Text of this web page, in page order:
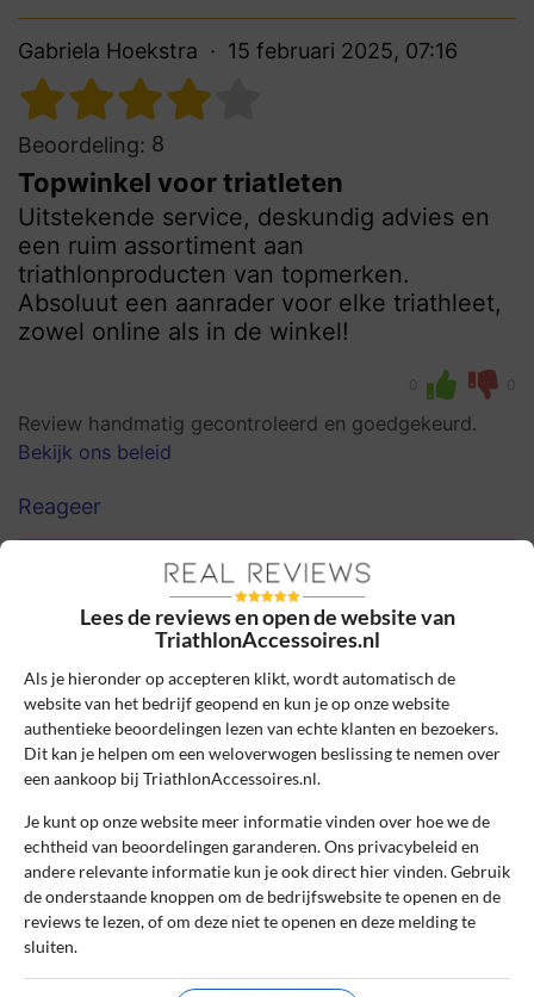
Gabriela Hoekstra 15 februari 2025, 07:16
Beoordeling: 8
Topwinkel voor triatleten
Uitstekende service, deskundig advies en
een ruim assortiment aan
triathlonproducten van topmerken.
Absoluut een aanrader voor elke triathleet,
zowel online als in de winkel!
0 0
Review handmatig gecontroleerd en goedgekeurd.
Bekijk ons beleid
Reageer
3 december 2024, 12:04
Topservice en ruim aanbod
Groot assortiment van topmerken, snelle
levering en deskundig advies in de winkel.
Alle triathlonbenodigdheden onder één dak,
ik ben erg tevreden!
0 0
Review handmatig gecontroleerd en goedgekeurd.
Bekijk ons beleid
Lees de reviews en open de website van
TriathlonAccessoires.nl
Als je hieronder op accepteren klikt, wordt automatisch de
website van het bedrijf geopend en kun je op onze website
authentieke beoordelingen lezen van echte klanten en bezoekers.
Dit kan je helpen om een weloverwogen beslissing te nemen over
een aankoop bij TriathlonAccessoires.nl.
Je kunt op onze website meer informatie vinden over hoe we de
echtheid van beoordelingen garanderen. Ons privacybeleid en
andere relevante informatie kun je ook direct hier vinden. Gebruik
de onderstaande knoppen om de bedrijfswebsite te openen en de
reviews te lezen, of om deze niet te openen en deze melding te
sluiten.